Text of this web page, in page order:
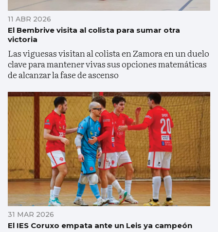
11 ABR 2026
El Bembrive visita al colista para sumar otra
victoria
Las viguesas visitan al colista en Zamora en un duelo
clave para mantener vivas sus opciones matemáticas
de alcanzar la fase de ascenso
31 MAR 2026
El IES Coruxo empata ante un Leis ya campeón